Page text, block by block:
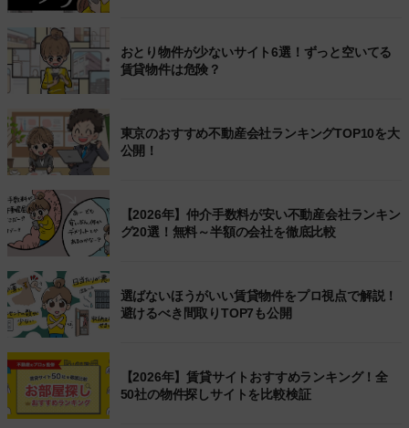
おとり物件が少ないサイト6選！ずっと空いてる
賃貸物件は危険？
東京のおすすめ不動産会社ランキングTOP10を大
公開！
【2026年】仲介手数料が安い不動産会社ランキン
グ20選！無料～半額の会社を徹底比較
選ばないほうがいい賃貸物件をプロ視点で解説！
避けるべき間取りTOP7も公開
【2026年】賃貸サイトおすすめランキング！全
50社の物件探しサイトを比較検証